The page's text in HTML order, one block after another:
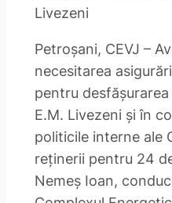
Livezeni
Petroșani, CEVJ –
necesitarea
pentru
E.M. Livezeni și în
politicile interne ale
reținerii pentru 24
Nemeș Ioan,